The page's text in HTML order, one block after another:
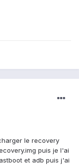
le recovery
puis je l'ai
et adb puis j'ai